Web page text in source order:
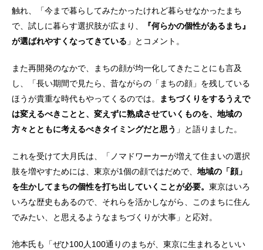
触れ、「今まで暮らしてみたかったけれど暮らせなかったまち
で、試しに暮らす選択肢が広まり、
『何らかの個性があるまち』
が選ばれやすくなってきている 」とコメント。
また再開発のなかで、まちの顔が均一化してきたことにも言及
し、「長い期間で見たら、昔ながらの「まちの顔」を残している
ほうが貴重な時代もやってくるのでは。
まちづくりをするうえで
は変えるべきことと、変えずに熟成させていくものを、地域の
方々とともに考えるべきタイミングだと思う 」と語りました。
これを受けて大月氏は、「ノマドワーカーが増えて住まいの選択
肢を増やすためには、東京が1個の顔ではだめで、 地域の「顔」
を生かしてまちの個性を打ち出していくことが必要。 東京はいろ
いろな歴史もあるので、それらを活かしながら、このまちに住ん
でみたい、と思えるようなまちづくりが大事」と応対。
池本氏も「ぜひ100人100通りのまちが、東京に生まれるといい